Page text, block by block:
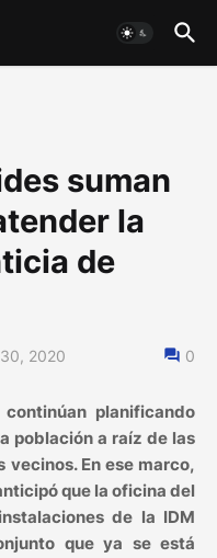
suman
la
de
2020 0
planificando
población a raíz de las
En ese marco,
que la oficina del
de la IDM
que ya se está